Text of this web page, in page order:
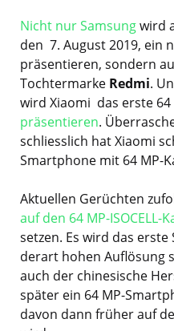
Nicht nur Samsungwird
den 7. August 2019, ein
präsentieren, sondern
Tochtermarke Redmi.
wird Xiaomi das erste
präsentieren.
schliesslich hat Xiaomi
Smartphone mit 64 MP-
Aktuellen Gerüchten
auf den 64 MP-
setzen. Es wird das
derart hohen Auflösung
auch der chinesische
später ein 64 MP-
davon dann früher auf